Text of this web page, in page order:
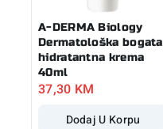
A-DERMA Biology
Dermatološka bogata
hidratantna krema
40ml
37,30 KM
Dodaj U Korpu